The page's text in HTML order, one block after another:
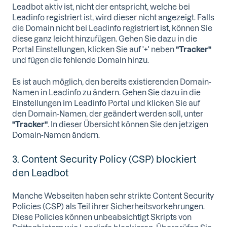
Leadbot aktiv ist, nicht der entspricht, welche bei
Leadinfo registriert ist, wird dieser nicht angezeigt. Falls
die Domain nicht bei Leadinfo registriert ist, können Sie
diese ganz leicht hinzufügen. Gehen Sie dazu in die
Portal Einstellungen, klicken Sie auf '+' neben"Tracker"
und fügen die fehlende Domain hinzu.
Es ist auch möglich, den bereits existierenden Domain-
Namen in Leadinfo zu ändern. Gehen Sie dazu in die
Einstellungen im Leadinfo Portal und klicken Sie auf
den Domain-Namen, der geändert werden soll, unter
"Tracker". In dieser Übersicht können Sie den jetzigen
Domain-Namen ändern.
3. Content Security Policy (CSP) blockiert
den Leadbot
Manche Webseiten haben sehr strikte Content Security
Policies (CSP) als Teil ihrer Sicherheitsvorkehrungen.
Diese Policies können unbeabsichtigt Skripts von